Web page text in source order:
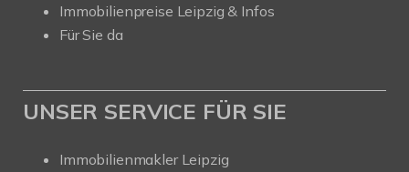
Immobilienpreise Leipzig & Infos
Für Sie da
UNSER SERVICE FÜR SIE
Immobilienmakler Leipzig